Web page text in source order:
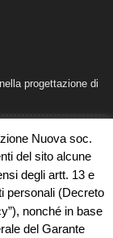
progettazione di
l’ultimo saluto
veri
Nuova soc.
del sito alcune
degli artt. 13 e
personali (Decreto
nonché in base
del Garante